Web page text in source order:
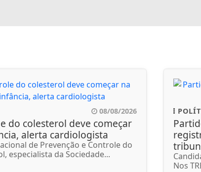
08/08/2026
do colesterol deve começar
alerta cardiologista
de Prevenção e Controle do
especialista da Sociedade...
Nos